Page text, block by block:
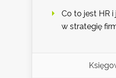
Co to jest HR i
w strategię